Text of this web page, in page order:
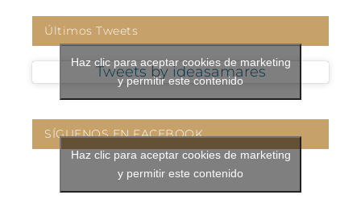
Últimos Tweets
Tweets by ideasamares
Haz clic para aceptar cookies de marketing
y permitir este contenido
SÍGUENOS EN FACEBOOK
Haz clic para aceptar cookies de marketing
y permitir este contenido